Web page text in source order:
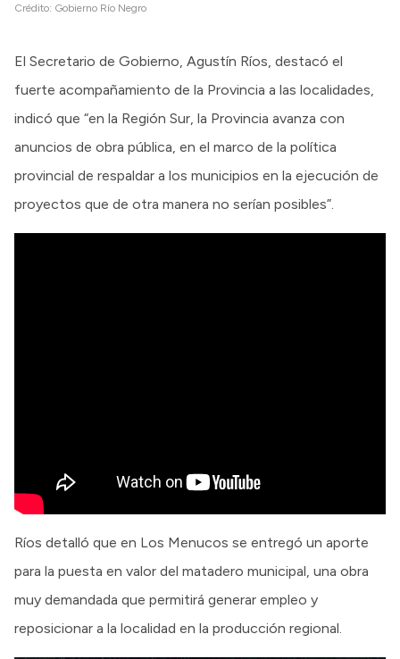
Crédito: Gobierno Río Negro
El Secretario de Gobierno, Agustín Ríos, destacó el
fuerte acompañamiento de la Provincia a las localidades,
indicó que “en la Región Sur, la Provincia avanza con
anuncios de obra pública, en el marco de la política
provincial de respaldar a los municipios en la ejecución de
proyectos que de otra manera no serían posibles”.
Ríos detalló que en Los Menucos se entregó un aporte
para la puesta en valor del matadero municipal, una obra
muy demandada que permitirá generar empleo y
reposicionar a la localidad en la producción regional.